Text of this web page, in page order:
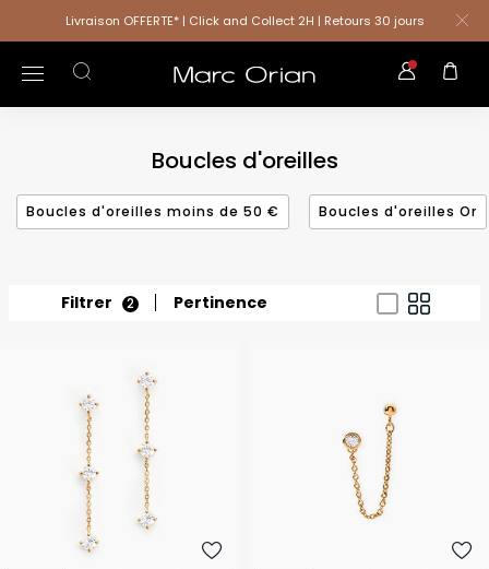
Livraison OFFERTE* | Click and Collect 2H | Retours 30 jours
Boucles d'oreilles
Boucles d'oreilles moins de 50 € Boucles d'oreilles Or
Filtrer 2 Pertinence